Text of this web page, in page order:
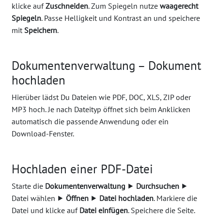
klicke aufZuschneiden. Zum Spiegeln nutze waagerecht
Spiegeln. Passe Helligkeit und Kontrast an und speichere
mitSpeichern.
Dokumentenverwaltung – Dokument
hochladen
Hierüber lädst Du Dateien wie PDF, DOC, XLS, ZIP oder
MP3 hoch. Je nach Dateityp öffnet sich beim Anklicken
automatisch die passende Anwendung oder ein
Download-Fenster.
Hochladen einer PDF-Datei
Starte die Dokumentenverwaltung ⯈ Durchsuchen ⯈
Datei wählen ⯈ Öffnen ⯈ Datei hochladen. Markiere die
Datei und klicke auf Datei einfügen. Speichere die Seite.